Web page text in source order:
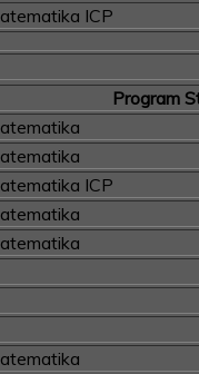
ICP
Program
ICP